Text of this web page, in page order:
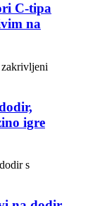
C-tipa
na
igre